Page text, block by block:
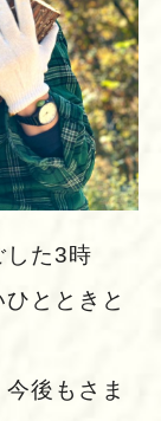
した3時
とときと
後もさま